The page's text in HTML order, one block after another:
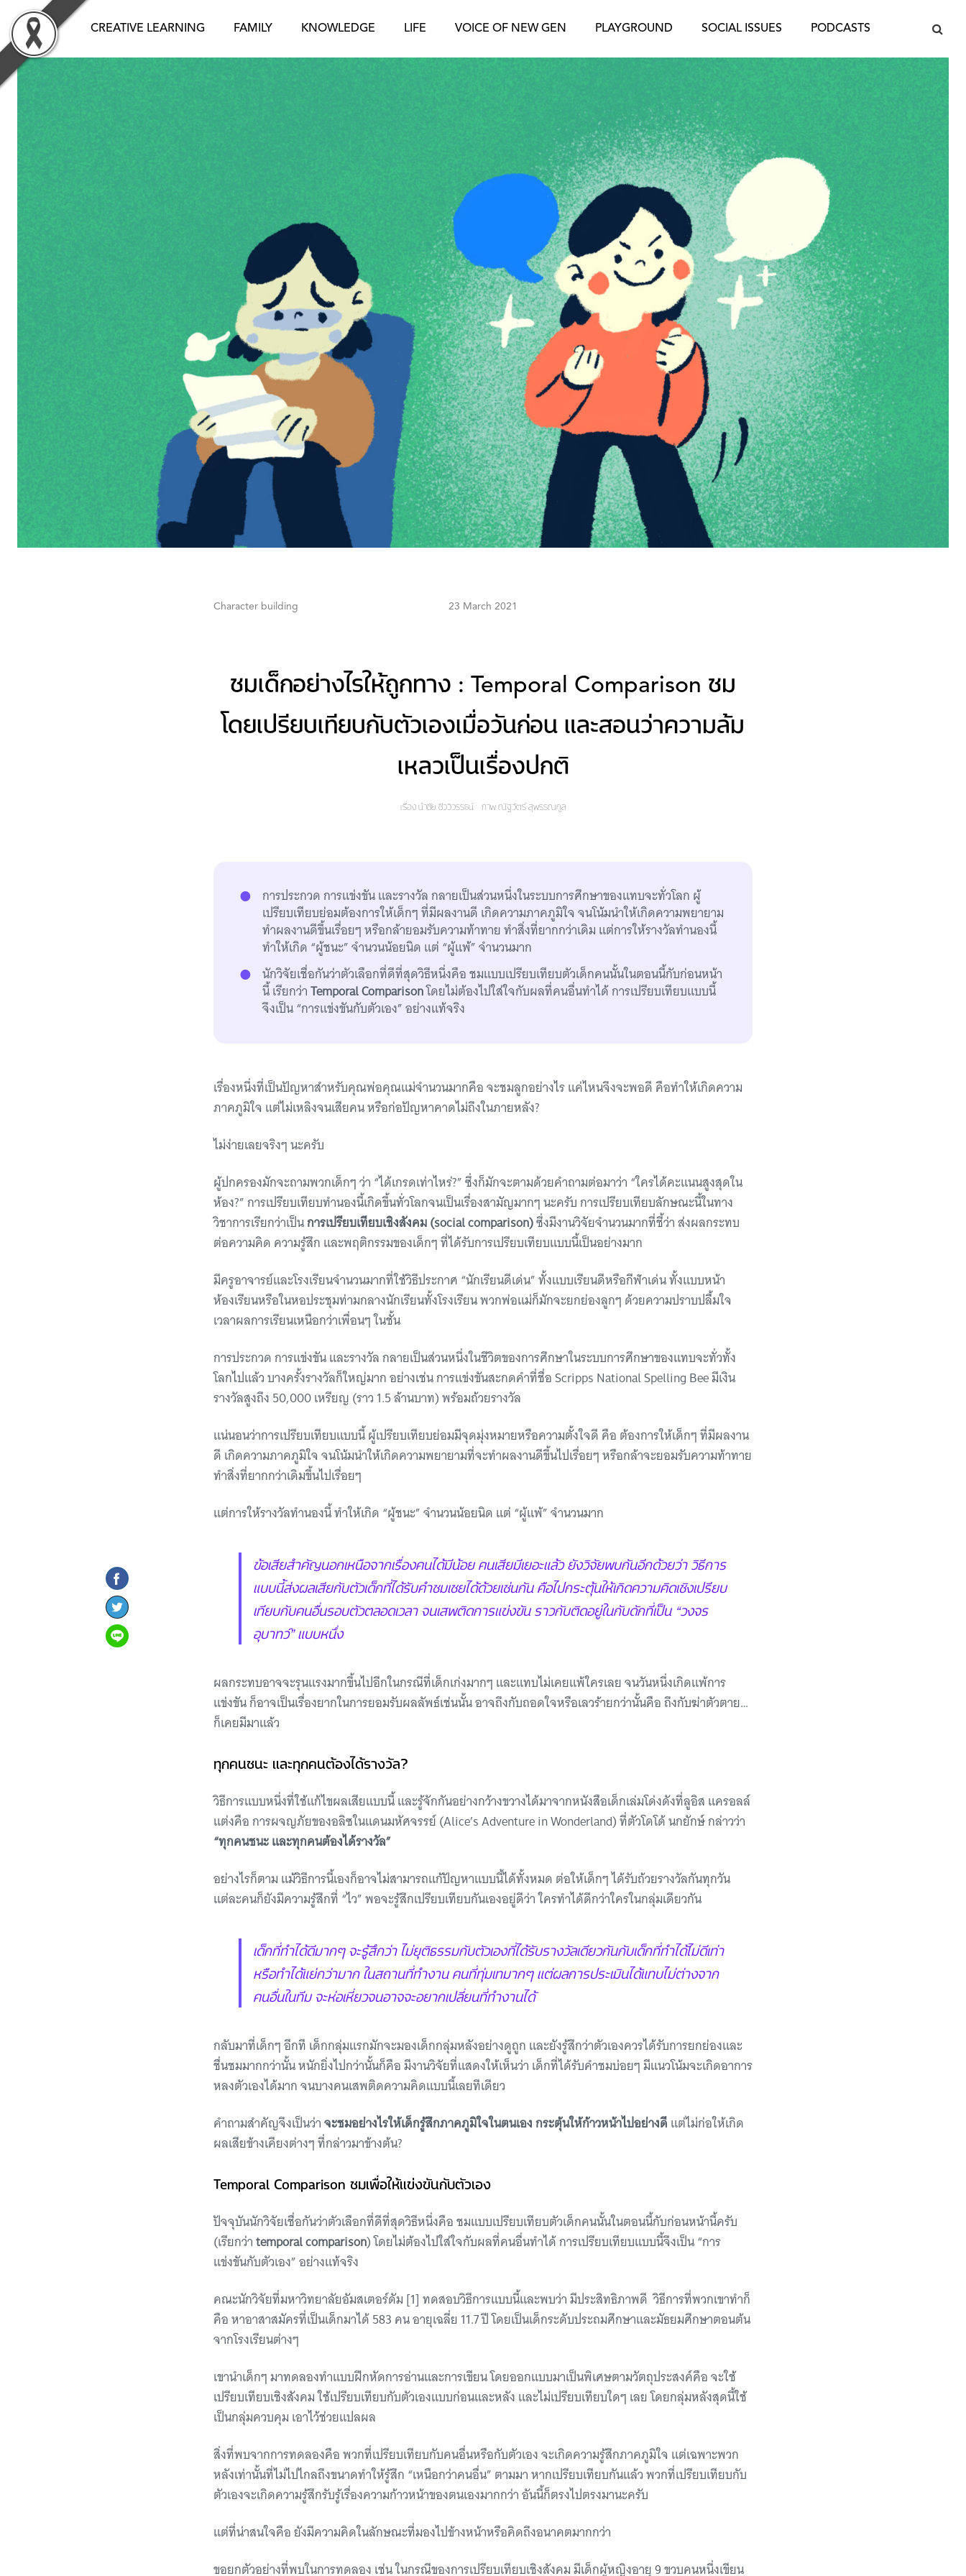
content
CREATIVE LEARNING FAMILY KNOWLEDGE LIFE VOICE OF NEW GEN PLAYGROUND SOCIAL ISSUES PODCASTS
Character building 23 March 2021
ชมเด็กอย่างไรให้ถูกทาง : Temporal Comparison ชม
โดยเปรียบเทียบกับตัวเองเมื่อวันก่อน และสอนว่าความล้ม
เหลวเป็นเรื่องปกติ
เรื่อง นำชัย ชีววิวรรธน์ ภาพ ณัฐวัตร์ สุพรรณกูล
การประกวด การแข่งขัน และรางวัล กลายเป็นส่วนหนึ่งในระบบการศึกษาของแทบจะทั่วโลก ผู้
เปรียบเทียบย่อมต้องการให้เด็กๆ ที่มีผลงานดี เกิดความภาคภูมิใจ จนโน้มนำให้เกิดความพยายาม
ทำผลงานดีขึ้นเรื่อยๆ หรือกล้ายอมรับความท้าทาย ทำสิ่งที่ยากกว่าเดิม แต่การให้รางวัลทำนองนี้
ทำให้เกิด “ผู้ชนะ” จำนวนน้อยนิด แต่ “ผู้แพ้” จำนวนมาก
นักวิจัยเชื่อกันว่าตัวเลือกที่ดีที่สุดวิธีหนึ่งคือ ชมแบบเปรียบเทียบตัวเด็กคนนั้นในตอนนี้กับก่อนหน้า
นี้ เรียกว่าTemporal Comparisonโดยไม่ต้องไปใส่ใจกับผลที่คนอื่นทำได้ การเปรียบเทียบแบบนี้
จึงเป็น “การแข่งขันกับตัวเอง” อย่างแท้จริง
เรื่องหนึ่งที่เป็นปัญหาสำหรับคุณพ่อคุณแม่จำนวนมากคือ จะชมลูกอย่างไร แค่ไหนจึงจะพอดี คือทำให้เกิดความ
ภาคภูมิใจ แต่ไม่เหลิงจนเสียคน หรือก่อปัญหาคาดไม่ถึงในภายหลัง?
ไม่ง่ายเลยจริงๆ นะครับ
ผู้ปกครองมักจะถามพวกเด็กๆ ว่า “ได้เกรดเท่าไหร่?” ซึ่งก็มักจะตามด้วยคำถามต่อมาว่า “ใครได้คะแนนสูงสุดใน
ห้อง?” การเปรียบเทียบทำนองนี้เกิดขึ้นทั่วโลกจนเป็นเรื่องสามัญมากๆ นะครับ การเปรียบเทียบลักษณะนี้ในทาง
วิชาการเรียกว่าเป็นการเปรียบเทียบเชิงสังคม (social comparison)ซึ่งมีงานวิจัยจำนวนมากที่ชี้ว่า ส่งผลกระทบ
ต่อความคิด ความรู้สึก และพฤติกรรมของเด็กๆ ที่ได้รับการเปรียบเทียบแบบนี้เป็นอย่างมาก
มีครูอาจารย์และโรงเรียนจำนวนมากที่ใช้วิธีประกาศ “นักเรียนดีเด่น” ทั้งแบบเรียนดีหรือกีฬาเด่น ทั้งแบบหน้า
ห้องเรียนหรือในหอประชุมท่ามกลางนักเรียนทั้งโรงเรียน พวกพ่อแม่ก็มักจะยกย่องลูกๆ ด้วยความปราบปลื้มใจ
เวลาผลการเรียนเหนือกว่าเพื่อนๆ ในชั้น
การประกวด การแข่งขัน และรางวัล กลายเป็นส่วนหนึ่งในชีวิตของการศึกษาในระบบการศึกษาของแทบจะทั่วทั้ง
โลกไปแล้ว บางครั้งรางวัลก็ใหญ่มาก อย่างเช่น การแข่งขันสะกดคำที่ชื่อ Scripps National Spelling Bee มีเงิน
รางวัลสูงถึง 50,000 เหรียญ (ราว 1.5 ล้านบาท) พร้อมถ้วยรางวัล
แน่นอนว่าการเปรียบเทียบแบบนี้ ผู้เปรียบเทียบย่อมมีจุดมุ่งหมายหรือความตั้งใจดี คือ ต้องการให้เด็กๆ ที่มีผลงาน
ดี เกิดความภาคภูมิใจ จนโน้มนำให้เกิดความพยายามที่จะทำผลงานดีขึ้นไปเรื่อยๆ หรือกล้าจะยอมรับความท้าทาย
ทำสิ่งที่ยากกว่าเดิมขึ้นไปเรื่อยๆ
แต่การให้รางวัลทำนองนี้ ทำให้เกิด “ผู้ชนะ” จำนวนน้อยนิด แต่ “ผู้แพ้” จำนวนมาก
ข้อเสียสำคัญนอกเหนือจากเรื่องคนได้มีน้อย คนเสียมีเยอะแล้ว ยังวิจัยพบกันอีกด้วยว่า วิธีการ
แบบนี้ส่งผลเสียกับตัวเด็กที่ได้รับคำชมเชยได้ด้วยเช่นกัน คือไปกระตุ้นให้เกิดความคิดเชิงเปรียบ
เทียบกับคนอื่นรอบตัวตลอดเวลา จนเสพติดการแข่งขัน ราวกับติดอยู่ในกับดักที่เป็น “วงจร
อุบาทว์” แบบหนึ่ง
ผลกระทบอาจจะรุนแรงมากขึ้นไปอีกในกรณีที่เด็กเก่งมากๆ และแทบไม่เคยแพ้ใครเลย จนวันหนึ่งเกิดแพ้การ
แข่งขัน ก็อาจเป็นเรื่องยากในการยอมรับผลลัพธ์เช่นนั้น อาจถึงกับถอดใจหรือเลวร้ายกว่านั้นคือ ถึงกับฆ่าตัวตาย…
ก็เคยมีมาแล้ว
ทุกคนชนะ และทุกคนต้องได้รางวัล?
วิธีการแบบหนึ่งที่ใช้แก้ไขผลเสียแบบนี้ และรู้จักกันอย่างกว้างขวางได้มาจากหนังสือเด็กเล่มโด่งดังที่ลูอิส แครอลล์
แต่งคือ การผจญภัยของอลิซในแดนมหัศจรรย์ (Alice’s Adventure in Wonderland) ที่ตัวโดโด้ นกยักษ์ กล่าวว่า
“ทุกคนชนะ และทุกคนต้องได้รางวัล”
อย่างไรก็ตาม แม้วิธีการนี้เองก็อาจไม่สามารถแก้ปัญหาแบบนี้ได้ทั้งหมด ต่อให้เด็กๆ ได้รับถ้วยรางวัลกันทุกวัน
แต่ละคนก็ยังมีความรู้สึกที่ “ไว” พอจะรู้สึกเปรียบเทียบกันเองอยู่ดีว่า ใครทำได้ดีกว่าใครในกลุ่มเดียวกัน
เด็กที่ทำได้ดีมากๆ จะรู้สึกว่า ไม่ยุติธรรมกับตัวเองที่ได้รับรางวัลเดียวกันกับเด็กที่ทำได้ไม่ดีเท่า
หรือทำได้แย่กว่ามาก ในสถานที่ทำงาน คนที่ทุ่มเทมากๆ แต่ผลการประเมินได้แทบไม่ต่างจาก
คนอื่นในทีม จะห่อเหี่ยวจนอาจจะอยากเปลี่ยนที่ทำงานได้
กลับมาที่เด็กๆ อีกที เด็กกลุ่มแรกมักจะมองเด็กกลุ่มหลังอย่างดูถูก และยังรู้สึกว่าตัวเองควรได้รับการยกย่องและ
ชื่นชมมากกว่านั้น หนักยิ่งไปกว่านั้นก็คือ มีงานวิจัยที่แสดงให้เห็นว่า เด็กที่ได้รับคำชมบ่อยๆ มีแนวโน้มจะเกิดอาการ
หลงตัวเองได้มาก จนบางคนเสพติดความคิดแบบนี้เลยทีเดียว
คำถามสำคัญจึงเป็นว่าจะชมอย่างไรให้เด็กรู้สึกภาคภูมิใจในตนเอง กระตุ้นให้ก้าวหน้าไปอย่างดี แต่ไม่ก่อให้เกิด
ผลเสียข้างเคียงต่างๆ ที่กล่าวมาข้างต้น?
Temporal Comparison ชมเพื่อให้แข่งขันกับตัวเอง
ปัจจุบันนักวิจัยเชื่อกันว่าตัวเลือกที่ดีที่สุดวิธีหนึ่งคือ ชมแบบเปรียบเทียบตัวเด็กคนนั้นในตอนนี้กับก่อนหน้านี้ครับ
(เรียกว่าtemporal comparison) โดยไม่ต้องไปใส่ใจกับผลที่คนอื่นทำได้ การเปรียบเทียบแบบนี้จึงเป็น “การ
แข่งขันกับตัวเอง” อย่างแท้จริง
คณะนักวิจัยที่มหาวิทยาลัยอัมสเตอร์ดัม [1] ทดสอบวิธีการแบบนี้และพบว่า มีประสิทธิภาพดี วิธีการที่พวกเขาทำก็
คือ หาอาสาสมัครที่เป็นเด็กมาได้ 583 คน อายุเฉลี่ย 11.7 ปี โดยเป็นเด็กระดับประถมศึกษาและมัธยมศึกษาตอนต้น
จากโรงเรียนต่างๆ
เขานำเด็กๆ มาทดลองทำแบบฝึกหัดการอ่านและการเขียน โดยออกแบบมาเป็นพิเศษตามวัตถุประสงค์คือ จะใช้
เปรียบเทียบเชิงสังคม ใช้เปรียบเทียบกับตัวเองแบบก่อนและหลัง และไม่เปรียบเทียบใดๆ เลย โดยกลุ่มหลังสุดนี้ใช้
เป็นกลุ่มควบคุม เอาไว้ช่วยแปลผล
สิ่งที่พบจากการทดลองคือ พวกที่เปรียบเทียบกับคนอื่นหรือกับตัวเอง จะเกิดความรู้สึกภาคภูมิใจ แต่เฉพาะพวก
หลังเท่านั้นที่ไม่ไปไกลถึงขนาดทำให้รู้สึก “เหนือกว่าคนอื่น” ตามมา หากเปรียบเทียบกันแล้ว พวกที่เปรียบเทียบกับ
ตัวเองจะเกิดความรู้สึกรับรู้เรื่องความก้าวหน้าของตนเองมากกว่า อันนี้ก็ตรงไปตรงมานะครับ
แต่ที่น่าสนใจคือ ยังมีความคิดในลักษณะที่มองไปข้างหน้าหรือคิดถึงอนาคตมากกว่า
ขอยกตัวอย่างที่พบในการทดลอง เช่น ในกรณีของการเปรียบเทียบเชิงสังคม มีเด็กผู้หญิงอายุ 9 ขวบคนหนึ่งเขียน